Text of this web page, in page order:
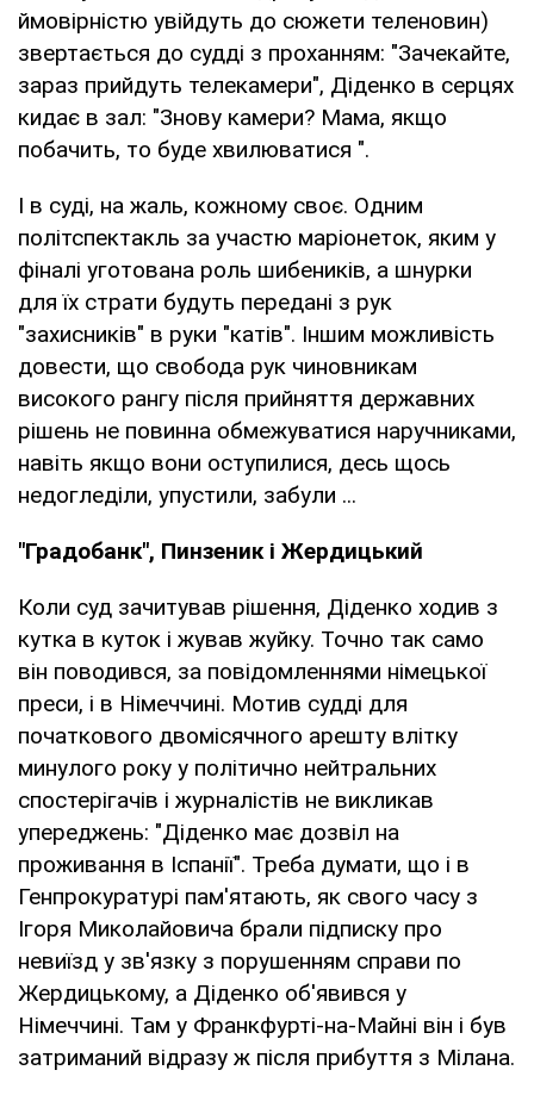
ймовірністю увійдуть до сюжети теленовин)
звертається до судді з проханням: "Зачекайте,
зараз прийдуть телекамери", Діденко в серцях
кидає в зал: "Знову камери? Мама, якщо
побачить, то буде хвилюватися ".
І в суді, на жаль, кожному своє. Одним
політспектакль за участю маріонеток, яким у
фіналі уготована роль шибеників, а шнурки
для їх страти будуть передані з рук
"захисників" в руки "катів". Іншим можливість
довести, що свобода рук чиновникам
високого рангу після прийняття державних
рішень не повинна обмежуватися наручниками,
навіть якщо вони оступилися, десь щось
недогледіли, упустили, забули ...
"Градобанк", Пинзеник і Жердицький
Коли суд зачитував рішення, Діденко ходив з
кутка в куток і жував жуйку. Точно так само
він поводився, за повідомленнями німецької
преси, і в Німеччині. Мотив судді для
початкового двомісячного арешту влітку
минулого року у політично нейтральних
спостерігачів і журналістів не викликав
упереджень: "Діденко має дозвіл на
проживання в Іспанії". Треба думати, що і в
Генпрокуратурі пам'ятають, як свого часу з
Ігоря Миколайовича брали підписку про
невиїзд у зв'язку з порушенням справи по
Жердицькому, а Діденко об'явився у
Німеччині. Там у Франкфурті-на-Майні він і був
затриманий відразу ж після прибуття з Мілана.